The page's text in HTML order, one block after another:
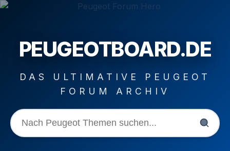
PEUGEOTBOARD.DE
DAS ULTIMATIVE PEUGEOT
FORUM ARCHIV